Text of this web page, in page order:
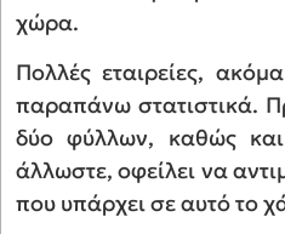
χώρα.
Πολλές εταιρείες,
παραπάνω στατιστικά.
δύο φύλλων, καθώς και
άλλωστε, οφείλει να
που υπάρχει σε αυτό το